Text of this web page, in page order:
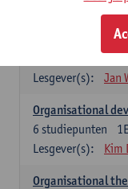
Lesgever(s):
Organisatie en
studiepunten
Lesgever(s):
Jan
Organisational
6 studiepunten
Lesgever(s):
Kim
Organisational